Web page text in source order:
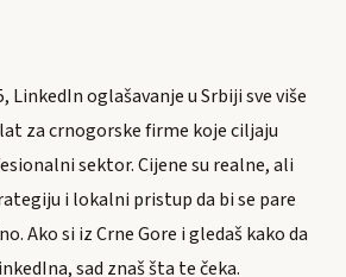
LinkedIn oglašavanje u Srbiji sve više
za crnogorske firme koje ciljaju
sektor. Cijene su realne, ali
i lokalni pristup da bi se pare
Ako si iz Crne Gore i gledaš kako da
sad znaš šta te čeka.